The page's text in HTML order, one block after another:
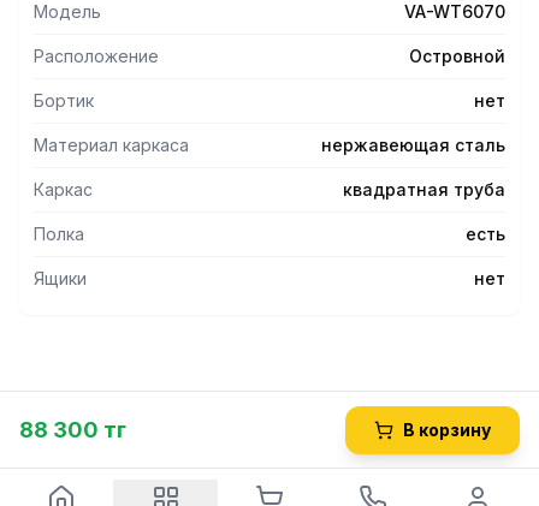
Модель VA-WT6070
Расположение Островной
Бортик нет
Материал каркаса нержавеющая сталь
Каркас квадратная труба
Полка есть
Ящики нет
88 300 тг В корзину